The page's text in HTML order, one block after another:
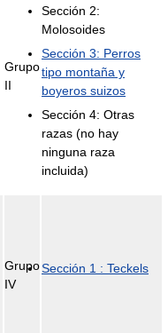
Grupo
II
Sección 2:
Molosoides
Sección 3: Perros
tipo montaña y
boyeros suizos
Sección 4: Otras
razas (no hay
ninguna raza
incluida)
Grupo
IV
Sección 1 : Teckels